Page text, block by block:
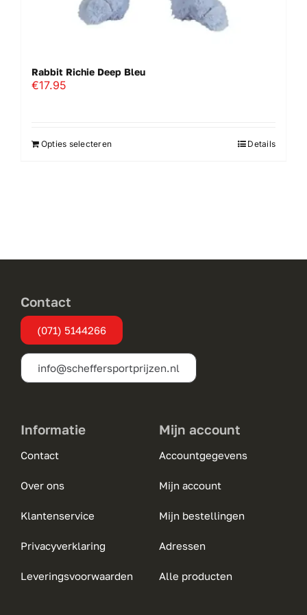
Rabbit Richie Deep Bleu
€17.95
Opties selecteren Details
Contact
(071) 5144266
info@scheffersportprijzen.nl
Informatie
Contact
Over ons
Klantenservice
Privacyverklaring
Leveringsvoorwaarden
Mijn account
Accountgegevens
Mijn account
Mijn bestellingen
Adressen
Alle producten